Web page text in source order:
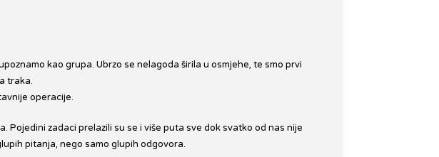
kao grupa. Ubrzo se nelagoda širila u osmjehe, te smo prvi
traka.
operacije.
zadaci prelazili su se i više puta sve dok svatko od nas nije
pitanja, nego samo glupih odgovora.